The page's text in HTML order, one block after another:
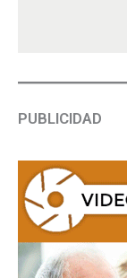
PUBLICIDAD